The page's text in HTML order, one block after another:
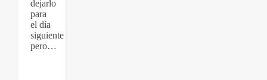
dejarlo
para
el día
siguiente
pero…